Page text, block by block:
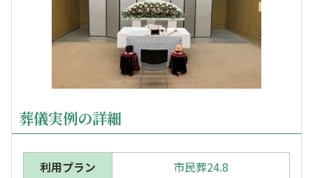
葬儀実例の詳細
利用プラン
市民葬24.8